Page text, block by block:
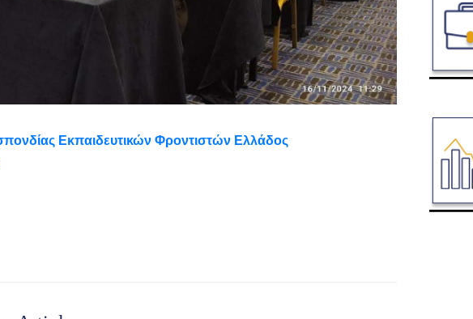
Εκπαιδευτικών Φροντιστών Ελλάδος